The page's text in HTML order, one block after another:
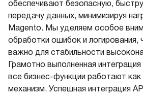
обеспечивают безопасную,
передачу данных, минимизируя
Magento. Мы уделяем особое
обработки ошибок и логирования,
важно для стабильности
Грамотно выполненная интеграция
все бизнес-функции работают
механизм. Успешная интеграция